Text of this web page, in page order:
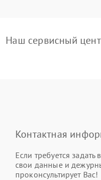
Наш сервисный
Контактная
Если требуется задать
свои данные и
проконсультирует Вас!